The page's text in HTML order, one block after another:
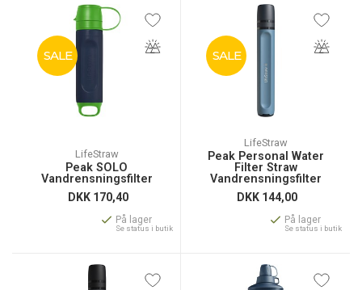
SALE
LifeStraw
Peak SOLO
Vandrensningsfilter
DKK 170,40
På lager
Se status i butik
SALE
LifeStraw
Peak Personal Water
Filter Straw
Vandrensningsfilter
DKK 144,00
På lager
Se status i butik